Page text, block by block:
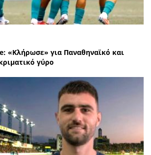
«Κλήρωσε» για Παναθηναϊκό και
γύρο